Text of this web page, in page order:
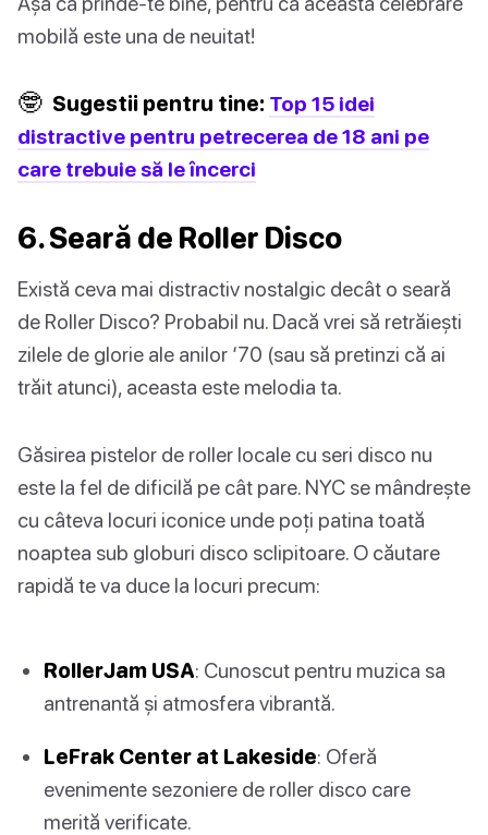
mobilă este una de neuitat!
🤓 Sugestii pentru tine: Top 15 idei
distractive pentru petrecerea de 18 ani pe
care trebuie să le încerci
6. Seară de Roller Disco
Există ceva mai distractiv nostalgic decât o seară
de Roller Disco? Probabil nu. Dacă vrei să retrăiești
zilele de glorie ale anilor ‘70 (sau să pretinzi că ai
trăit atunci), aceasta este melodia ta.
Găsirea pistelor de roller locale cu seri disco nu
este la fel de dificilă pe cât pare. NYC se mândrește
cu câteva locuri iconice unde poți patina toată
noaptea sub globuri disco sclipitoare. O căutare
rapidă te va duce la locuri precum:
RollerJam USA: Cunoscut pentru muzica sa
antrenantă și atmosfera vibrantă.
LeFrak Center at Lakeside: Oferă
evenimente sezoniere de roller disco care
merită verificate.